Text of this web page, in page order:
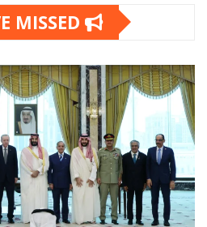
MISSED